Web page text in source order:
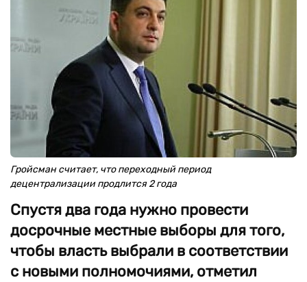
Гройсман считает, что переходный период
децентрализации продлится 2 года
Спустя два года нужно провести
досрочные местные выборы для того,
чтобы власть выбрали в соответствии
с новыми полномочиями, отметил